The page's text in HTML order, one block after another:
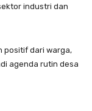
industri dan
positif dari warga,
agenda rutin desa